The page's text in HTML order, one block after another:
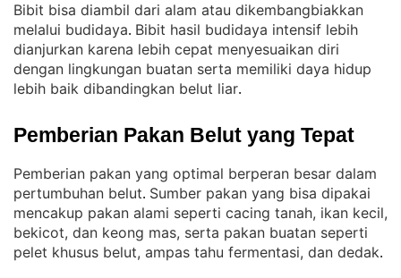
Bibit bisa diambil dari alam atau dikembangbiakkan
melalui budidaya. Bibit hasil budidaya intensif lebih
dianjurkan karena lebih cepat menyesuaikan diri
dengan lingkungan buatan serta memiliki daya hidup
lebih baik dibandingkan belut liar.
Pemberian Pakan Belut yang Tepat
Pemberian pakan yang optimal berperan besar dalam
pertumbuhan belut. Sumber pakan yang bisa dipakai
mencakup pakan alami seperti cacing tanah, ikan kecil,
bekicot, dan keong mas, serta pakan buatan seperti
pelet khusus belut, ampas tahu fermentasi, dan dedak.